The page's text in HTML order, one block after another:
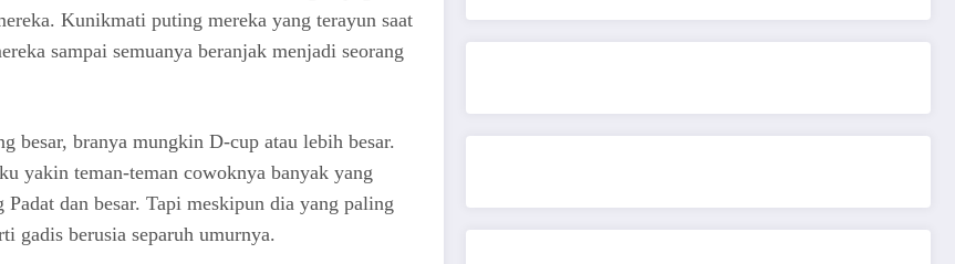
Kunikmati puting mereka yang terayun saat
sampai semuanya beranjak menjadi seorang
besar, branya mungkin D-cup atau lebih besar.
yakin teman-teman cowoknya banyak yang
dan besar. Tapi meskipun dia yang paling
gadis berusia separuh umurnya.